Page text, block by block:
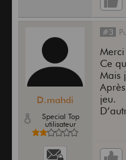
D.mahdi
Special Top
utilisateur
#3
Ce
Mais
jeu.